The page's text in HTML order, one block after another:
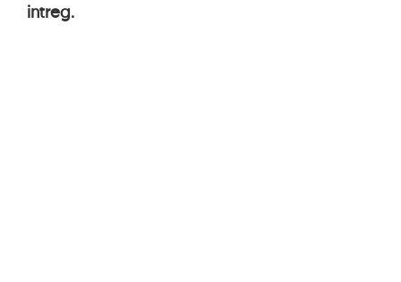
intreg.